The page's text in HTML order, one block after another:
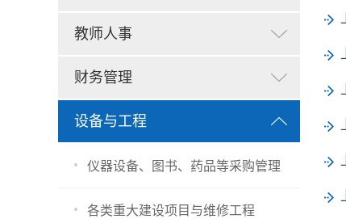
教师人事
财务管理
设备与工程
仪器设备、图书、药品等采购管理
各类重大建设项目与维修工程